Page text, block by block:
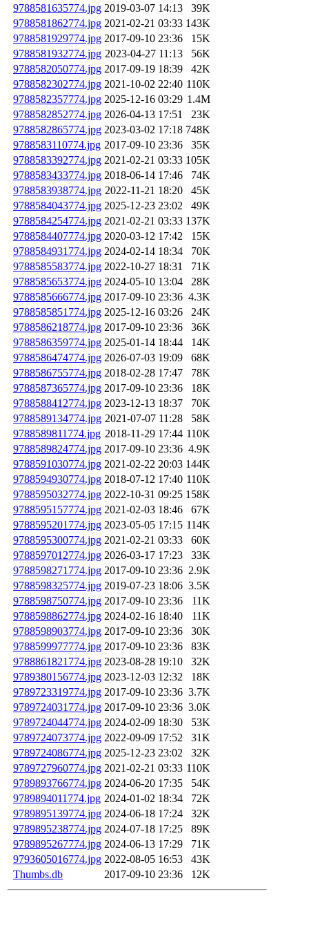
9788581635774.jpg 2019-03-07 14:13
39K
9788581862774.jpg 2021-02-21 03:33 143K
9788581929774.jpg 2017-09-10 23:36
15K
9788581932774.jpg 2023-04-27 11:13
56K
9788582050774.jpg 2017-09-19 18:39
42K
9788582302774.jpg 2021-10-02 22:40 110K
9788582357774.jpg 2025-12-16 03:29 1.4M
9788582852774.jpg 2026-04-13 17:51
23K
9788582865774.jpg 2023-03-02 17:18 748K
9788583110774.jpg 2017-09-10 23:36
35K
9788583392774.jpg 2021-02-21 03:33 105K
9788583433774.jpg 2018-06-14 17:46
74K
9788583938774.jpg 2022-11-21 18:20
45K
9788584043774.jpg 2025-12-23 23:02
49K
9788584254774.jpg 2021-02-21 03:33 137K
9788584407774.jpg 2020-03-12 17:42
15K
9788584931774.jpg 2024-02-14 18:34
70K
9788585583774.jpg 2022-10-27 18:31
71K
9788585653774.jpg 2024-05-10 13:04
28K
9788585666774.jpg 2017-09-10 23:36 4.3K
9788585851774.jpg 2025-12-16 03:26
24K
9788586218774.jpg 2017-09-10 23:36
36K
9788586359774.jpg 2025-01-14 18:44
14K
9788586474774.jpg 2026-07-03 19:09
68K
9788586755774.jpg 2018-02-28 17:47
78K
9788587365774.jpg 2017-09-10 23:36
18K
9788588412774.jpg 2023-12-13 18:37
70K
9788589134774.jpg 2021-07-07 11:28
58K
9788589811774.jpg 2018-11-29 17:44 110K
9788589824774.jpg 2017-09-10 23:36 4.9K
9788591030774.jpg 2021-02-22 20:03 144K
9788594930774.jpg 2018-07-12 17:40 110K
9788595032774.jpg 2022-10-31 09:25 158K
9788595157774.jpg 2021-02-03 18:46
67K
9788595201774.jpg 2023-05-05 17:15 114K
9788595300774.jpg 2021-02-21 03:33
60K
9788597012774.jpg 2026-03-17 17:23
33K
9788598271774.jpg 2017-09-10 23:36 2.9K
9788598325774.jpg 2019-07-23 18:06 3.5K
9788598750774.jpg 2017-09-10 23:36
11K
9788598862774.jpg 2024-02-16 18:40
11K
9788598903774.jpg 2017-09-10 23:36
30K
9788599977774.jpg 2017-09-10 23:36
83K
9788861821774.jpg 2023-08-28 19:10
32K
9789380156774.jpg 2023-12-03 12:32
18K
9789723319774.jpg 2017-09-10 23:36 3.7K
9789724031774.jpg 2017-09-10 23:36 3.0K
9789724044774.jpg 2024-02-09 18:30
53K
9789724073774.jpg 2022-09-09 17:52
31K
9789724086774.jpg 2025-12-23 23:02
32K
9789727960774.jpg 2021-02-21 03:33 110K
9789893766774.jpg 2024-06-20 17:35
54K
9789894011774.jpg 2024-01-02 18:34
72K
9789895139774.jpg 2024-06-18 17:24
32K
9789895238774.jpg 2024-07-18 17:25
89K
9789895267774.jpg 2024-06-13 17:29
71K
9793605016774.jpg 2022-08-05 16:53
43K
Thumbs.db
2017-09-10 23:36 12K